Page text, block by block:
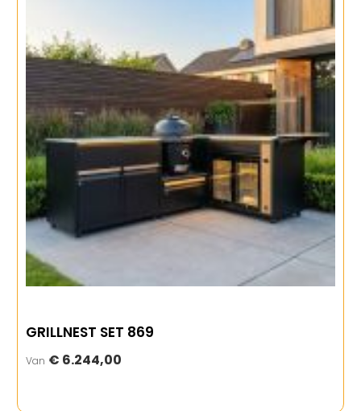
GRILLNEST SET 869
Van € 6.244,00